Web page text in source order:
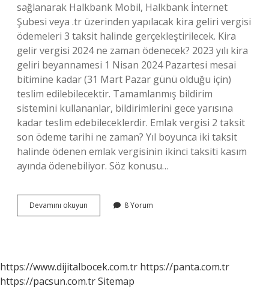
sağlanarak Halkbank Mobil, Halkbank İnternet
Şubesi veya .tr üzerinden yapılacak kira geliri vergisi
ödemeleri 3 taksit halinde gerçekleştirilecek. Kira
gelir vergisi 2024 ne zaman ödenecek? 2023 yılı kira
geliri beyannamesi 1 Nisan 2024 Pazartesi mesai
bitimine kadar (31 Mart Pazar günü olduğu için)
teslim edilebilecektir. Tamamlanmış bildirim
sistemini kullananlar, bildirimlerini gece yarısına
kadar teslim edebileceklerdir. Emlak vergisi 2 taksit
son ödeme tarihi ne zaman? Yıl boyunca iki taksit
halinde ödenen emlak vergisinin ikinci taksiti kasım
ayında ödenebiliyor. Söz konusu…
Devamını okuyun
Gelir
Ne
Zaman
8 Yorum
https://www.dijitalbocek.com.tr https://panta.com.tr
https://pacsun.com.trSitemap